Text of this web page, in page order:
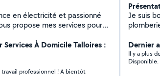
en électricité et passionné
propose mes services pour
journée !
Services À Domicile Talloires :
professionnel ! A bientôt
Je suis
plomberie
Dernier
Il y a plus